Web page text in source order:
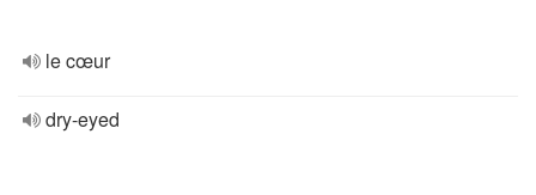
le cœur
dry-eyed